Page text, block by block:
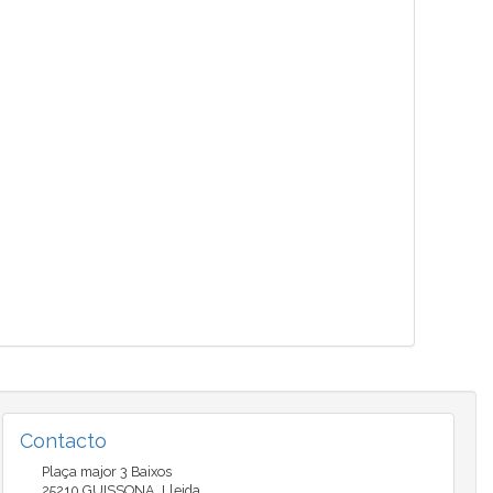
Contacto
Plaça major 3 Baixos